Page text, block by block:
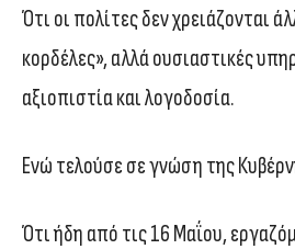
Ότι οι πολίτες δεν χρειάζονται
κορδέλες», αλλά ουσιαστικές
αξιοπιστία και λογοδοσία.
Ενώ τελούσε σε γνώση της
Ότι ήδη από τις 16 Μαΐου,